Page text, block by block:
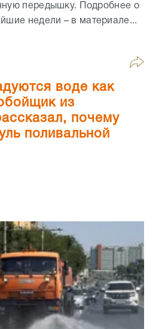
передышку. Подробнее о
недели – в материале...
воде как
из
почему
поливальной